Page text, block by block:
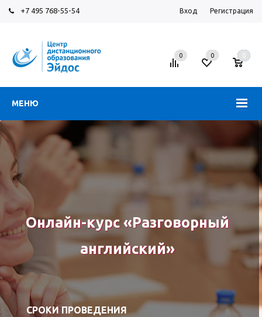
+7 495 768-55-54 Вход Регистрация
МЕНЮ
0 0 0
Онлайн-курс «Разговорный
английский»
СРОКИ ПРОВЕДЕНИЯ